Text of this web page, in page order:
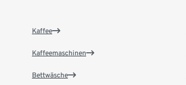
Kaffee
Kaffeemaschinen
Bettwäsche